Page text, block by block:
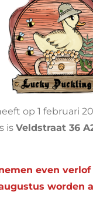
op 1 februari
is Veldstraat 36
even
worden